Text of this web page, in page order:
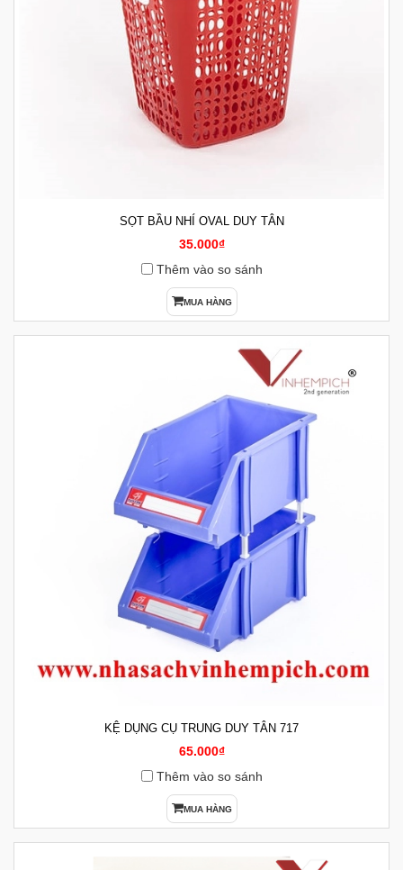
SỌT BẦU NHÍ OVAL DUY TÂN
35.000₫
Thêm vào so sánh
MUA HÀNG
KỆ DỤNG CỤ TRUNG DUY TÂN 717
65.000₫
Thêm vào so sánh
MUA HÀNG